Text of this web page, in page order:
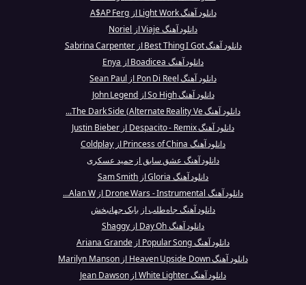
دانلود آهنگ Light Work از A$AP Ferg
دانلود آهنگ Viaje از Noriel
دانلود آهنگ Best Thing I Got از Sabrina Carpenter
دانلود آهنگ Boadicea از Enya
دانلود آهنگ Pon Di Reel از Sean Paul
دانلود آهنگ So High از John Legend
دانلود آهنگ The Dark Side (Alternate Reality Ve...
دانلود آهنگ Despacito - Remix از Justin Bieber
دانلود آهنگ Princess of China از Coldplay
دانلود آهنگ عشق سابق از حمید عسکری
دانلود آهنگ Gloria از Sam Smith
دانلود آهنگ Drone Wars - Instrumental از Alan W...
دانلود آهنگ جاه‌طلب از بابک جهانبخش
دانلود آهنگ Day Oh از Shaggy
دانلود آهنگ Popular Song از Ariana Grande
دانلود آهنگ Heaven Upside Down از Marilyn Manson
دانلود آهنگ White Lighter از Jean Dawson